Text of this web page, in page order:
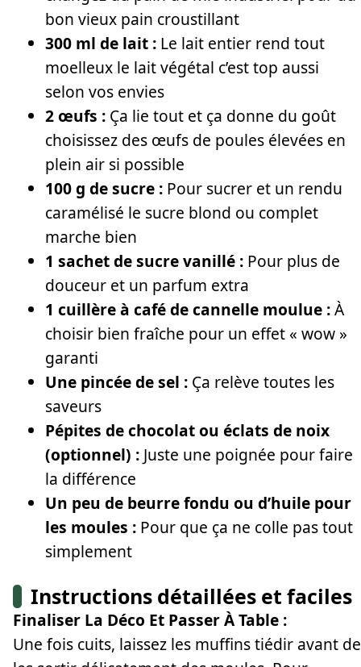
bon vieux pain croustillant
300 ml de lait : Le lait entier rend tout
moelleux le lait végétal c’est top aussi
selon vos envies
2 œufs : Ça lie tout et ça donne du goût
choisissez des œufs de poules élevées en
plein air si possible
100 g de sucre : Pour sucrer et un rendu
caramélisé le sucre blond ou complet
marche bien
1 sachet de sucre vanillé : Pour plus de
douceur et un parfum extra
1 cuillère à café de cannelle moulue :À
choisir bien fraîche pour un effet « wow »
garanti
Une pincée de sel : Ça relève toutes les
saveurs
Pépites de chocolat ou éclats de noix
(optionnel) : Juste une poignée pour faire
la différence
Un peu de beurre fondu ou d’huile pour
les moules : Pour que ça ne colle pas tout
simplement
Instructions détaillées et faciles
Finaliser La Déco Et Passer À Table :
Une fois cuits, laissez les muffins tiédir avant de